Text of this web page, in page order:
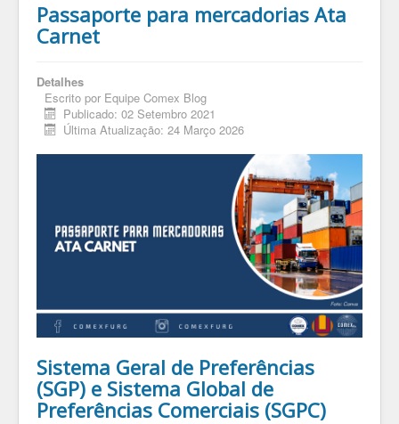
Passaporte para mercadorias Ata
Carnet
Detalhes
Escrito por Equipe Comex Blog
Publicado: 02 Setembro 2021
Última Atualização: 24 Março 2026
Sistema Geral de Preferências
(SGP) e Sistema Global de
Preferências Comerciais (SGPC)